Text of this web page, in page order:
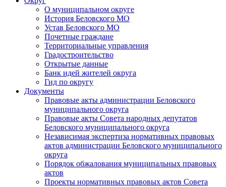
О муниципальном округе
История Беловского МО
Устав Беловского МО
Почетные граждане
Территориальные управления
Градостроительство
Открытые данные
Банк идей жителей округа
Гид по округу
Документы
Правовые акты администрации Беловского
муниципального округа
Правовые акты Совета народных депутатов
Беловского муниципального округа
Независимая экспертиза нормативных правовых
актов администрации Беловского муниципального
округа
Порядок обжалования муниципальных правовых
актов
Проекты нормативных правовых актов Совета